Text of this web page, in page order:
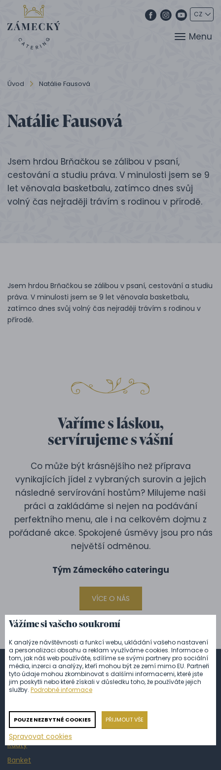
Menu
Úvod Natálie Fausová
Natálie Fausová
Jsem hrdou Brňačkou se zálibou v psaní,
cestování a studiu práva. V minulosti jsem se 9
let věnovala basketbalu, zatímco dnes svůj
volný čas nejraději trávím s rodinou v přírodě.
Jsem hrdou Brňačkou se zálibou v psaní, cestování a studiu
práva. V minulosti jsem se 9 let věnovala basketbalu,
zatímco dnes svůj volný čas nejraději trávím s rodinou v
přírodě.
Vaříme s láskou,
servírujeme s vášní
Co může být krásnějšího než příprava
vynikajících jídel z vybraných surovin a jejich
následné servírování hostům? Milujeme naši
práci a zakládáme si nejen na podávání
perfektního menu, ale i na celkovém dojmu z
pořádané akce. Spokojené úsměvy jsou pro nás
největší odměnou.
Tým Zámeckého cateringu
VÍCE O NÁS
Typy pohoštění
Koktejl bar
Hostiny
Rauty
Banket
Vážíme si vašeho soukromí
K analýze návštěvnosti a funkcí webu, ukládání vašeho nastavení
a personalizaci obsahu a reklam využíváme cookies. Informace o
tom, jak náš web používáte, sdílíme se svými partnery pro sociální
média, inzerci a analýzy, kteří mohou být ze zemí mimo EU. Partneři
tyto údaje mohou zkombinovat s dalšími informacemi, které jste
jim poskytli nebo které získali v důsledku toho, že používáte jejich
služby.Podrobné informace
POUZE NEZBYTNÉ COOKIES PŘIJMOUT VŠE
Spravovat cookies